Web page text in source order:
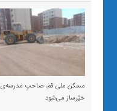
مسکن ملی قم، صاحبِ مدرسه‌ی
خیّرساز می‌شود